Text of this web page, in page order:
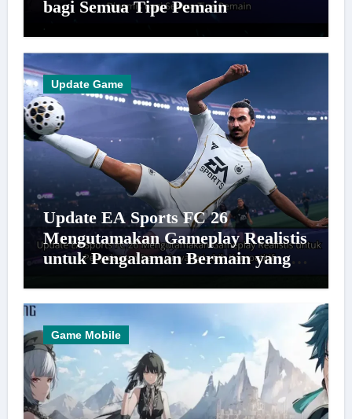
bagi Semua Tipe Pemain
Update Game
Update EA Sports FC 26
Mengutamakan Gameplay Realistis
untuk Pengalaman Bermain yang
Game Mobile